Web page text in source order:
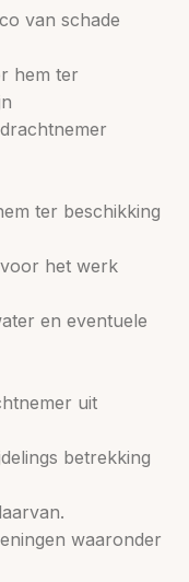
van schade
hem ter
ter beschikking
het werk
en eventuele
uit
betrekking
waaronder